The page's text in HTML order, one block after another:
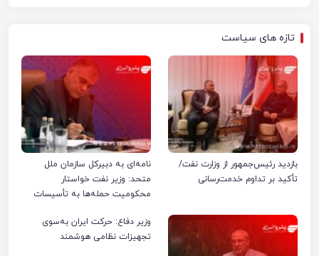
تازه های سیاست
بازدید رئیس‌جمهور از وزارت نفت/
تأکید بر تداوم خدمت‌رسانی
نامه‌ای به دبیرکل سازمان ملل
متحد: وزیر نفت خواستار
محکومیت حمله‌ها به تأسیسات
وزیر دفاع: حرکت ایران به‌سوی
تجهیزات نظامی هوشمند